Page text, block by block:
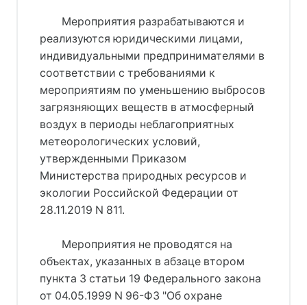
Мероприятия разрабатываются и
реализуются юридическими лицами,
индивидуальными предпринимателями в
соответствии с требованиями к
мероприятиям по уменьшению выбросов
загрязняющих веществ в атмосферный
воздух в периоды неблагоприятных
метеорологических условий,
утвержденными Приказом
Министерства природных ресурсов и
экологии Российской Федерации от
28.11.2019 N 811.
Мероприятия не проводятся на
объектах, указанных в абзаце втором
пункта 3 статьи 19 Федерального закона
от 04.05.1999 N 96-ФЗ "Об охране